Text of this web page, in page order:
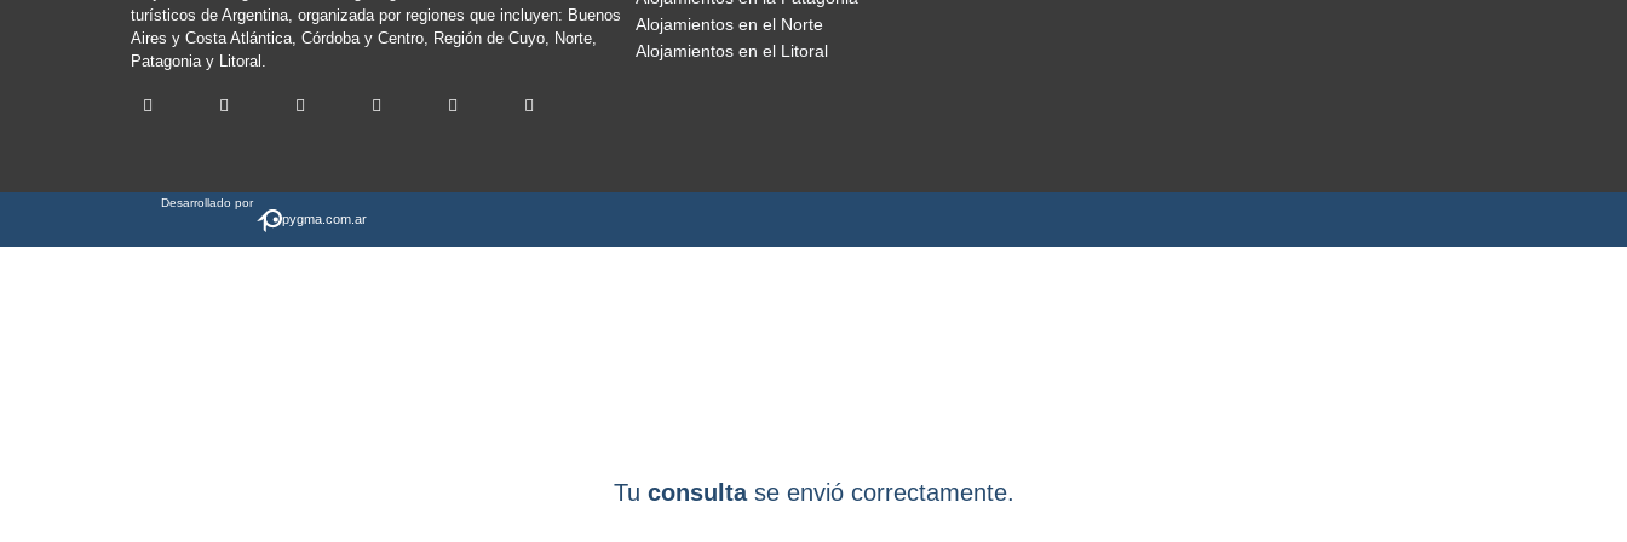
turísticos de Argentina, organizada por regiones que incluyen: Buenos
Aires y Costa Atlántica, Córdoba y Centro, Región de Cuyo, Norte,
Patagonia y Litoral.
Alojamientos en el Norte
Alojamientos en el Litoral
Desarrollado por
pygma.com.ar
Tu consultase envió correctamente.